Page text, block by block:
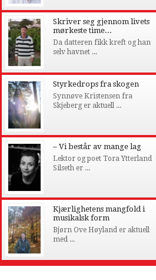
Skriver seg gjennom livets
mørkeste time...
Da datteren fikk kreft og han
selv havnet ...
Styrkedrops fra skogen
Synnøve Kristensen fra
Skjeberg er aktuell ...
– Vi består av mange lag
Lektor og poet Tora Ytterland
Silseth er ...
Kjærlighetens mangfold i
musikalsk form
Bjørn Ove Høyland er aktuell
med ...